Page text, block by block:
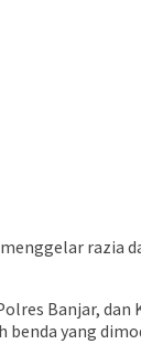
razia
Banjar, dan
yang